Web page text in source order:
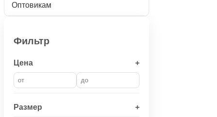
Оптовикам
Фильтр
Цена +
Размер +